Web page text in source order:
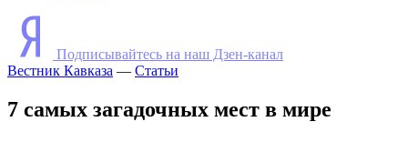
Подписывайтесь на наш Дзен-канал
Вестник Кавказа — Статьи
7 самых загадочных мест в мире